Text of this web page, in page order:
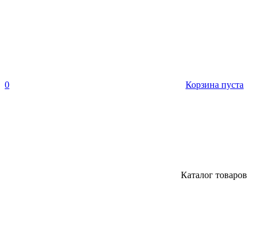
0 Корзина пуста
Каталог товаров